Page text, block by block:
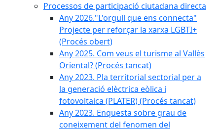
Processos de participació ciutadana directa
Any 2026."L'orgull que ens connecta"
Projecte per reforçar la xarxa LGBTI+
(Procés obert)
Any 2025. Com veus el turisme al Vallès
Oriental? (Procés tancat)
Any 2023. Pla territorial sectorial per a
la generació elèctrica eòlica i
fotovoltaica (PLATER) (Procés tancat)
Any 2023. Enquesta sobre grau de
coneixement del fenomen del